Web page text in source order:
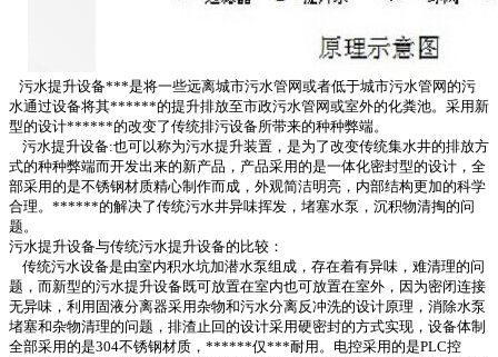
污水提升设备***是将一些远离城市污水管网或者低于城市污水管网的污
水通过设备将其******的提升排放至市政污水管网或室外的化粪池。采用新
型的设计******的改变了传统排污设备所带来的种种弊端。
污水提升设备:也可以称为污水提升装置，是为了改变传统集水井的排放方
式的种种弊端而开发出来的新产品，产品采用的是一体化密封型的设计，全
部采用的是不锈钢材质精心制作而成，外观简洁明亮，内部结构更加的科学
合理。******的解决了传统污水井异味挥发，堵塞水泵，沉积物清掏的问
题。
污水提升设备与传统污水提升设备的比较：
传统污水设备是由室内积水坑加潜水泵组成，存在着有异味，难清理的问
题，而新型的污水提升设备既可放置在室内也可放置在室外，因为密闭连接
无异味，利用固液分离器采用杂物和污水分离反冲洗的设计原理，消除水泵
堵塞和杂物清理的问题，排渣止回的设计采用硬密封的方式实现，设备体制
全部采用的是304不锈钢材质，******仅***耐用。电控采用的是PLC控